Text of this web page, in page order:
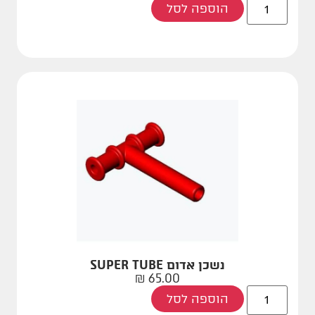
הוספה לסל
נשכן אדום SUPER TUBE
65.00
₪
הוספה לסל